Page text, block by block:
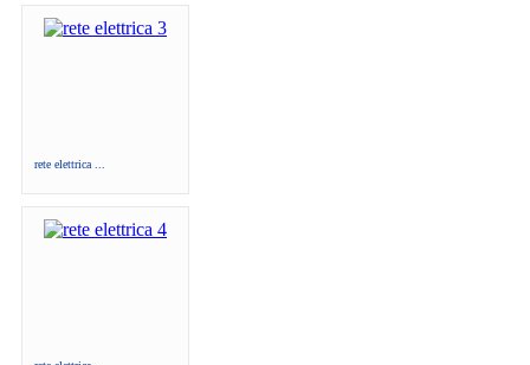
rete elettrica ...